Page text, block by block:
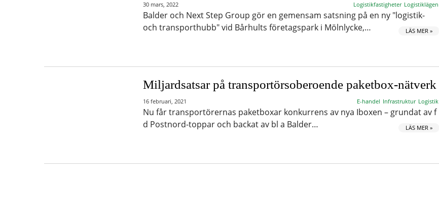
30 mars, 2022 Logistikfastigheter Logistiklägen
Balder och Next Step Group gör en gemensam satsning på en ny "logistik-
och transporthubb" vid Bårhults företagspark i Mölnlycke,…
LÄS MER »
Miljardsatsar på transportörsoberoende paketbox-nätverk
16 februari, 2021 E-handel Infrastruktur Logistik
Nu får transportörernas paketboxar konkurrens av nya Iboxen – grundat av f
d Postnord-toppar och backat av bl a Balder…
LÄS MER »